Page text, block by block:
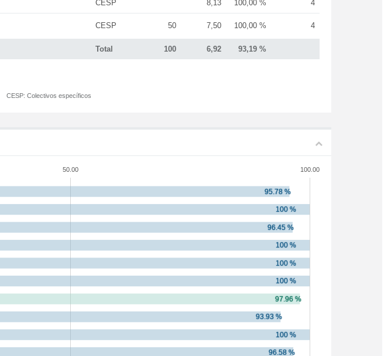
Total 100 6,92 93,19 %
CESP 8,13 100,00 % 4
CESP 50 7,50 100,00 % 4
CESP: Colectivos específicos
50.00 100.00